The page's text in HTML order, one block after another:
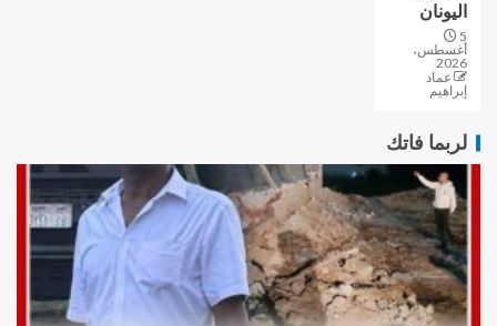
اليونان
5
أغسطس،
2026
عماد
إبراهيم
لربما فاتك